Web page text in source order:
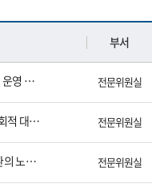
부서
사회적 대화 아카데미 교육과정 설계 및 운영 방안 연구(2026) 전문위원실
중층적 사회적 대화 활성화 Ⅱ : 지역 사회적 대화의 지속 가능성 제고(2025) 전문위원실
중층적 사회적 대화 활성화 Ⅰ: 산업전환의 노사 대응 사례 연구(2025) 전문위원실